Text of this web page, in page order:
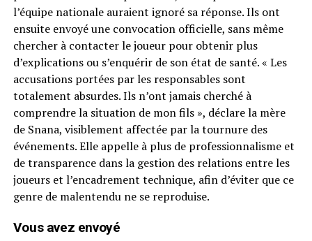
l’équipe nationale auraient ignoré sa réponse. Ils ont
ensuite envoyé une convocation officielle, sans même
chercher à contacter le joueur pour obtenir plus
d’explications ou s’enquérir de son état de santé. « Les
accusations portées par les responsables sont
totalement absurdes. Ils n’ont jamais cherché à
comprendre la situation de mon fils », déclare la mère
de Snana, visiblement affectée par la tournure des
événements. Elle appelle à plus de professionnalisme et
de transparence dans la gestion des relations entre les
joueurs et l’encadrement technique, afin d’éviter que ce
genre de malentendu ne se reproduise.
Vous avez envoyé